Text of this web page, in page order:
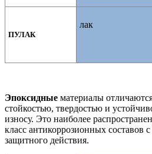
ПУЛАК
лак
Эпоксидные материалы
стойкостью, твердостью и
износу. Это наиболее
класс антикоррозионных составов
защитного действия.